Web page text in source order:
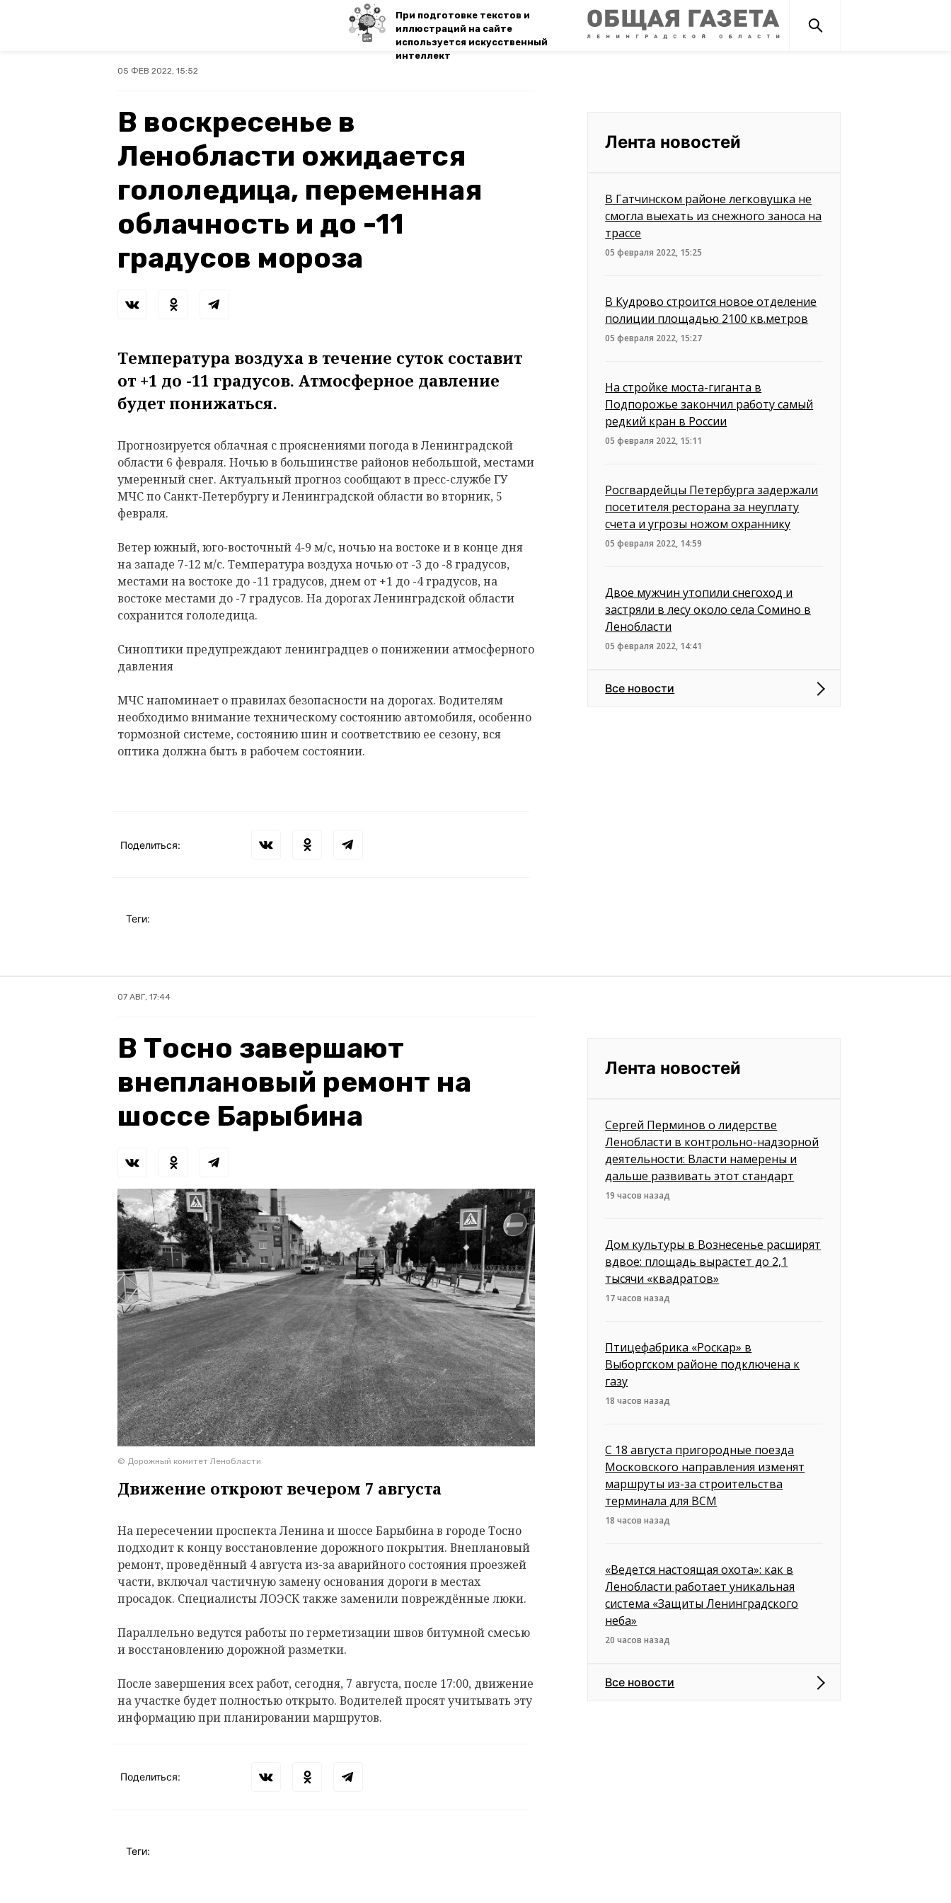
При подготовке текстов и
иллюстраций на сайте
используется искусственный
интеллект
05 ФЕВ 2022, 15:52
В воскресенье в
Ленобласти ожидается
гололедица, переменная
облачность и до -11
градусов мороза
Температура воздуха в течение суток составит
от +1 до -11 градусов. Атмосферное давление
будет понижаться.
Прогнозируется облачная с прояснениями погода в Ленинградской
области 6 февраля. Ночью в большинстве районов небольшой, местами
умеренный снег. Актуальный прогноз сообщают в пресс-службе ГУ
МЧС по Санкт-Петербургу и Ленинградской области во вторник, 5
февраля.
Ветер южный, юго-восточный 4-9 м/с, ночью на востоке и в конце дня
на западе 7-12 м/с. Температура воздуха ночью от -3 до -8 градусов,
местами на востоке до -11 градусов, днем от +1 до -4 градусов, на
востоке местами до -7 градусов. На дорогах Ленинградской области
сохранится гололедица.
Синоптики предупреждают ленинградцев о понижении атмосферного
давления
МЧС напоминает о правилах безопасности на дорогах. Водителям
необходимо внимание техническому состоянию автомобиля, особенно
тормозной системе, состоянию шин и соответствию ее сезону, вся
оптика должна быть в рабочем состоянии.
Поделиться:
Теги:
Лента новостей
В Гатчинском районе легковушка не
смогла выехать из снежного заноса на
трассе
05 февраля 2022, 15:25
В Кудрово строится новое отделение
полиции площадью 2100 кв.метров
05 февраля 2022, 15:27
На стройке моста-гиганта в
Подпорожье закончил работу самый
редкий кран в России
05 февраля 2022, 15:11
Росгвардейцы Петербурга задержали
посетителя ресторана за неуплату
счета и угрозы ножом охраннику
05 февраля 2022, 14:59
Двое мужчин утопили снегоход и
застряли в лесу около села Сомино в
Ленобласти
05 февраля 2022, 14:41
Все новости
07 АВГ, 17:44
В Тосно завершают
внеплановый ремонт на
шоссе Барыбина
© Дорожный комитет Ленобласти
Движение откроют вечером 7 августа
На пересечении проспекта Ленина и шоссе Барыбина в городе Тосно
подходит к концу восстановление дорожного покрытия. Внеплановый
ремонт, проведённый 4 августа из-за аварийного состояния проезжей
части, включал частичную замену основания дороги в местах
просадок. Специалисты ЛОЭСК также заменили повреждённые люки.
Параллельно ведутся работы по герметизации швов битумной смесью
и восстановлению дорожной разметки.
После завершения всех работ, сегодня, 7 августа, после 17:00, движение
на участке будет полностью открыто. Водителей просят учитывать эту
информацию при планировании маршрутов.
Поделиться:
Теги:
Лента новостей
Сергей Перминов о лидерстве
Ленобласти в контрольно-надзорной
деятельности: Власти намерены и
дальше развивать этот стандарт
19 часов назад
Дом культуры в Вознесенье расширят
вдвое: площадь вырастет до 2,1
тысячи «квадратов»
17 часов назад
Птицефабрика «Роскар» в
Выборгском районе подключена к
газу
18 часов назад
С 18 августа пригородные поезда
Московского направления изменят
маршруты из-за строительства
терминала для ВСМ
18 часов назад
«Ведется настоящая охота»: как в
Ленобласти работает уникальная
система «Защиты Ленинградского
неба»
20 часов назад
Все новости